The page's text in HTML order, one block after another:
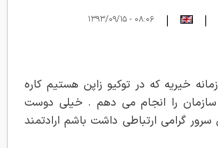
|
| ۰۸:۰۶ - ۱۳۹۳/۰۹/۱۵
خیریه که در توکیو زاپن هستیم کاره
سازمان را انجام می دهم . خیلی دوست
سرور گرامی ارتباطی داشت باشم ارادتمند